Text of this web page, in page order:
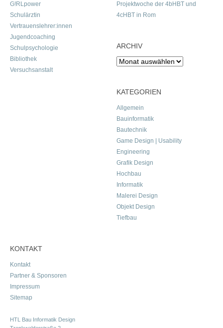
G!RLpower
Schulärztin
Vertrauenslehrer:innen
Jugendcoaching
Schulpsychologie
Bibliothek
Versuchsanstalt
Projektwoche der 4bHBT und
4cHBT in Rom
ARCHIV
Archiv
KATEGORIEN
Allgemein
Bauinformatik
Bautechnik
Game Design | Usability
Engineering
Grafik Design
Hochbau
Informatik
Malerei Design
Objekt Design
Tiefbau
KONTAKT
Kontakt
Partner & Sponsoren
Impressum
Sitemap
HTL Bau Informatik Design